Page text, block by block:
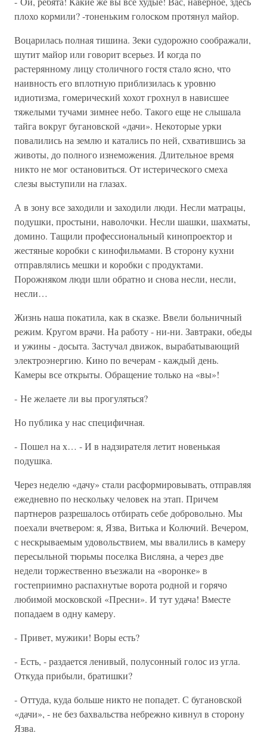
плохо кормили? -тоненьким голоском протянул майор.
Воцарилась полная тишина. Зеки судорожно соображали,
шутит майор или говорит всерьез. И когда по
растерянному лицу столичного гостя стало ясно, что
наивность его вплотную приблизилась к уровню
идиотизма, гомерический хохот грохнул в нависшее
тяжелыми тучами зимнее небо. Такого еще не слышала
тайга вокруг бугановской «дачи». Некоторые урки
повалились на землю и катались по ней, схватившись за
животы, до полного изнеможения. Длительное время
никто не мог остановиться. От истерического смеха
слезы выступили на глазах.
А в зону все заходили и заходили люди. Несли матрацы,
подушки, простыни, наволочки. Несли шашки, шахматы,
домино. Тащили профессиональный кинопроектор и
жестяные коробки с кинофильмами. В сторону кухни
отправлялись мешки и коробки с продуктами.
Порожняком люди шли обратно и снова несли, несли,
несли…
Жизнь наша покатила, как в сказке. Ввели больничный
режим. Кругом врачи. На работу - ни-ни. Завтраки, обеды
и ужины - досыта. Застучал движок, вырабатывающий
электроэнергию. Кино по вечерам - каждый день.
Камеры все открыты. Обращение только на «вы»!
- Не желаете ли вы прогуляться?
Но публика у нас специфичная.
- Пошел на х… - И в надзирателя летит новенькая
подушка.
Через неделю «дачу» стали расформировывать, отправляя
ежедневно по нескольку человек на этап. Причем
партнеров разрешалось отбирать себе добровольно. Мы
поехали вчетвером: я, Язва, Витька и Колючий. Вечером,
с нескрываемым удовольствием, мы ввалились в камеру
пересыльной тюрьмы поселка Висляна, а через две
недели торжественно въезжали на «воронке» в
гостеприимно распахнутые ворота родной и горячо
любимой московской «Пресни». И тут удача! Вместе
попадаем в одну камеру.
- Привет, мужики! Воры есть?
- Есть, - раздается ленивый, полусонный голос из угла.
Откуда прибыли, братишки?
- Оттуда, куда больше никто не попадет. С бугановской
«дачи», - не без бахвальства небрежно кивнул в сторону
Язва.